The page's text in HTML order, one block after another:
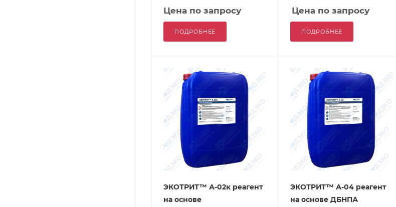
Цена по запросу
ПОДРОБНЕЕ
Цена по запросу
ПОДРОБНЕЕ
ЭКОТРИТ™ А-02к реагент
на основе
ЭКОТРИТ™ А-04 реагент
на основе ДБНПА